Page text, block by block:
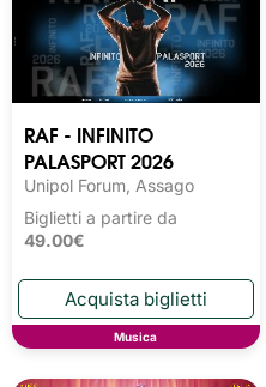
RAF - INFINITO
PALASPORT 2026
Unipol Forum, Assago
Biglietti a partire da
49.00€
Musica